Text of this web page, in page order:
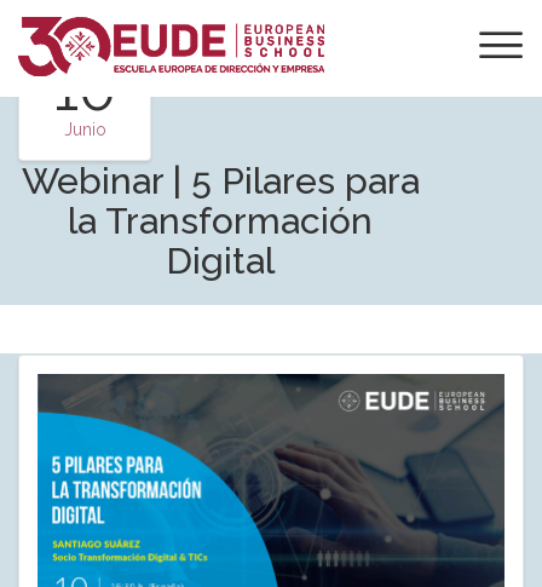
10
Junio
Webinar | 5 Pilares para
la Transformación
Digital